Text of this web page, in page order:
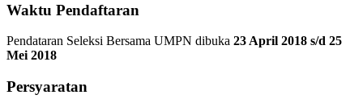
Waktu Pendaftaran
Pendataran Seleksi Bersama UMPN dibuka 23 April 2018 s/d 25
Mei 2018
Persyaratan